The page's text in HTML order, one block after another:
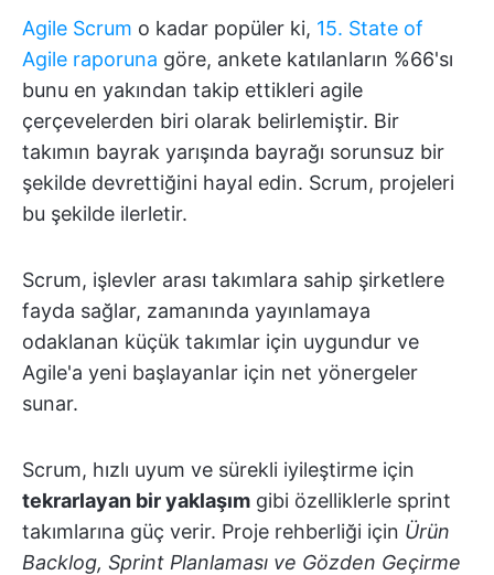
Agile Scrum o kadar popüler ki, 15. State of
Agile raporuna göre, ankete katılanların %66'sı
bunu en yakından takip ettikleri agile
çerçevelerden biri olarak belirlemiştir. Bir
takımın bayrak yarışında bayrağı sorunsuz bir
şekilde devrettiğini hayal edin. Scrum, projeleri
bu şekilde ilerletir.
Scrum, işlevler arası takımlara sahip şirketlere
fayda sağlar, zamanında yayınlamaya
odaklanan küçük takımlar için uygundur ve
Agile'a yeni başlayanlar için net yönergeler
sunar.
Scrum, hızlı uyum ve sürekli iyileştirme için
tekrarlayan bir yaklaşım gibi özelliklerle sprint
takımlarına güç verir. Proje rehberliği için Ürün
Backlog, Sprint Planlaması ve Gözden Geçirme